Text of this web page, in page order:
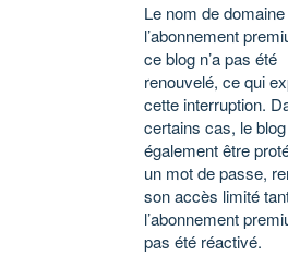
Le nom de
l’abonnement
ce blog n’a pas été
renouvelé, ce qui
cette interruption.
certains cas, le
également être
un mot de passe,
son accès limité
l’abonnement
pas été réactivé.